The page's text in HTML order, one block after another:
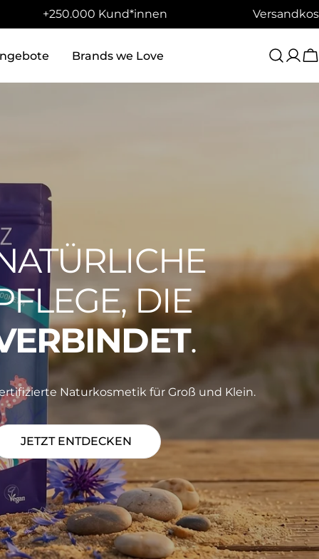
Kund*innen Versandkostenfrei:
Brands we Love
DIE
.
Naturkosmetik für Groß und Klein.
JETZT ENTDECKEN